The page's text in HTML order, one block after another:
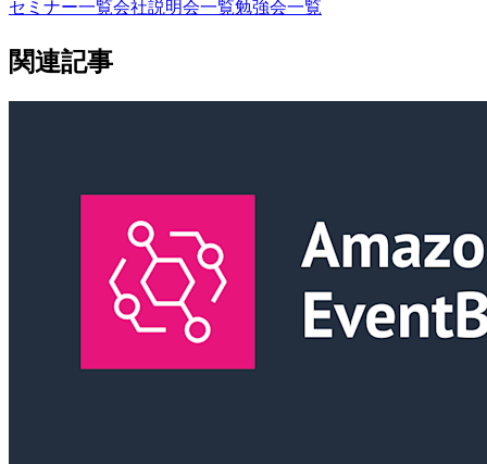
セミナー一覧会社説明会一覧勉強会一覧
関連記事